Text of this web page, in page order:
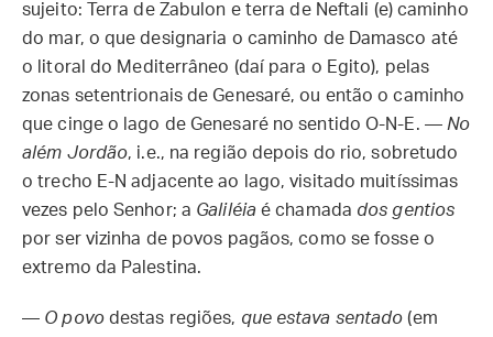
sujeito: Terra de Zabulon e terra de Neftali (e) caminho
do mar, o que designaria o caminho de Damasco até
o litoral do Mediterrâneo (daí para o Egito), pelas
zonas setentrionais de Genesaré, ou então o caminho
que cinge o lago de Genesaré no sentido O-N-E. — No
além Jordão, i.e., na região depois do rio, sobretudo
o trecho E-N adjacente ao lago, visitado muitíssimas
vezes pelo Senhor; a Galiléiaé chamada dos gentios
por ser vizinha de povos pagãos, como se fosse o
extremo da Palestina.
— O povodestas regiões, que estava sentado (em